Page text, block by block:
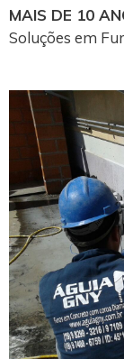
MAIS DE 10
Soluções em